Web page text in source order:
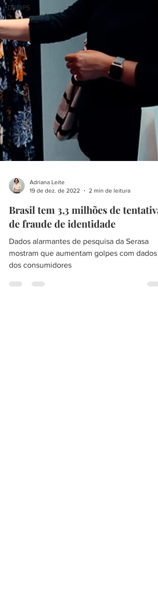
DROPS
19 de dez. de 2022
2 min de leitura
Brasil tem 3,3 milhões de
de fraude de identidade
Dados alarmantes de pesquisa da Serasa
mostram que aumentam golpes com dados
dos consumidores